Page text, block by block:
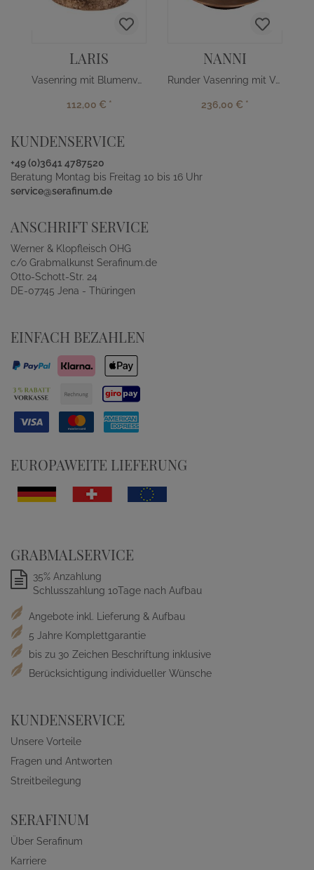
LARIS
Vasenring mit Blumenverteiler
112,00 € *
NANNI
Runder Vasenring mit Verteiler
236,00 € *
KUNDENSERVICE
+49 (0)3641 4787520
Beratung Montag bis Freitag 10 bis 16 Uhr
service@serafinum.de
ANSCHRIFT SERVICE
Werner & Klopfleisch OHG
c/o Grabmalkunst Serafinum.de
Otto-Schott-Str. 24
DE-07745 Jena - Thüringen
EINFACH BEZAHLEN
EUROPAWEITE LIEFERUNG
GRABMALSERVICE
35% Anzahlung
Schlusszahlung 10Tage nach Aufbau
Angebote inkl. Lieferung & Aufbau
5 Jahre Komplettgarantie
bis zu 30 Zeichen Beschriftung inklusive
Berücksichtigung individueller Wünsche
KUNDENSERVICE
Unsere Vorteile
Fragen und Antworten
Streitbeilegung
SERAFINUM
Über Serafinum
Karriere